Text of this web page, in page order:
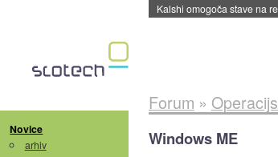
Kalshi omogoča stave na
Novice
arhiv
Forum »
Windows ME